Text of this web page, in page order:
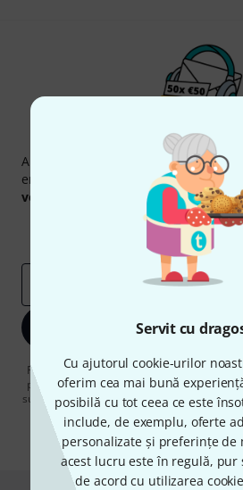
Servit cu
Cu ajutorul cookie-urilor
oferim cea mai bună
posibilă cu tot ceea ce este
include, de exemplu, oferte
personalizate și preferințe de
acest lucru este în regulă,
de acord cu utilizarea
Newsletter
Abonați-vă la buletinul informativ
engleză și, cu puțin noroc, puteți
voucherele
în valoare de 50 €
Contribuții
Perspectivele
Înscrie-te
Făcând clic pe „Înscrie-te acum”, sunteți
prin e-mail. Vă puteți dezabona în orice
suplimentare despre buletinul informativ în
* Necesar